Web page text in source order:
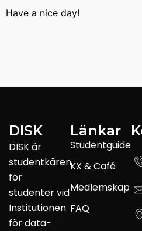
Have a nice day!
DISK
DISK är
studentkåren
för
studenter vid
Institutionen
för data-
Länkar
Studentguide
KX & Café
Medlemskap
FAQ